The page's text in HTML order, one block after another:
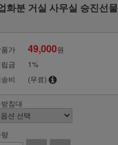
화분 거실 사무실 승진선물
가 49,000원
금
1%
비
(무료)
침대